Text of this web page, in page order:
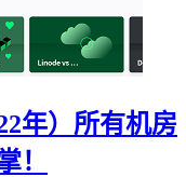
年）所有机房
！